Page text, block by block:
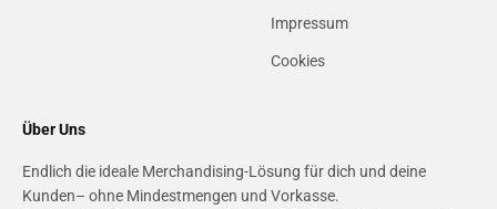
Impressum
Cookies
Über Uns
Endlich die ideale Merchandising-Lösung für dich und deine
Kunden– ohne Mindestmengen und Vorkasse.